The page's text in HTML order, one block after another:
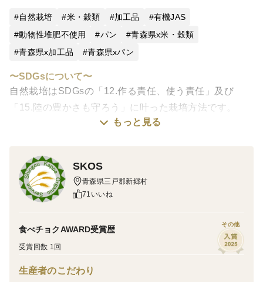
パンのスライス等指定しようとしているお客様へ
パンのスライス等指定すると新規で作らなければならなく
なるので、納期が遅れることがあります。ご了承くださ
また、スライス幅は〇〇㎜等、厚さを㎜で指定していただ
けると助かります。
・参考 市販食パン4枚切り相当：31㎜、市販食パン6枚
切り相当：20㎜、ハード系は15㎜の依頼が多いです。
初回オーダー日を必ず1週間以上先にしてください。1週回
以内だと対応できないので、大変申し訳ないのですが一旦
キャンセルさせていただきます。
加工品などは受注生産のため、日程に余裕をもってオー
ダーいただけると幸いです。
※配送業者について
※発送荷姿について
自然栽培 米・穀類 加工品
有機JAS
動物性堆肥不使用
パン
青森県x米・穀類
青森県x加工品
青森県xパン
〜SDGsについて〜
自然栽培はSDGsの「12.作る責任、使う責任」及び
「15.陸の豊かさも守ろう」に叶った栽培方法です。
自然栽培を行うことによって、生物多様性を確保し、負
◎◎超貴重な有機JAS認証パン◎◎
■世の中にほとんどない貴重な有機JAS対応のパンで
材料にこだわりぬいた小さめのパンのセット+食パン
です。
もっと見る
SKOS
青森県三戸郡新郷村
71いいね
食べチョクAWARD受賞歴
受賞回数 1回
その他
生産者のこだわり